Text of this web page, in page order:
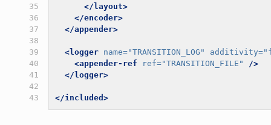
35
36
37
38
39
40
41
42
43
</layout>
</encoder>
</appender>
<logger name="TRANSITION_LOG" additivity=
<appender-ref
ref="TRANSITION_FILE"
/>
</logger>
</included>